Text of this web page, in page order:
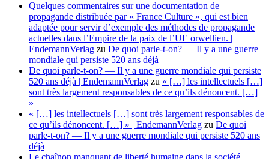
Quelques commentaires sur une documentation de
propagande distribuée par « France Culture », qui est bien
adaptée pour servir d’exemple des méthodes de propagande
actuelles dans l’Empire de la paix de l’UE orwellien. |
EndemannVerlag zu De quoi parle-t-on? — Il y a une guerre
mondiale qui persiste 520 ans déjà
De quoi parle-t-on? — Il y a une guerre mondiale qui persiste
520 ans déjà | EndemannVerlag zu « […] les intellectuels […]
sont très largement responsables de ce qu’ils dénoncent. […]
»
« […] les intellectuels […] sont très largement responsables de
ce qu’ils dénoncent. […] » | EndemannVerlag zu De quoi
parle-t-on? — Il y a une guerre mondiale qui persiste 520 ans
déjà